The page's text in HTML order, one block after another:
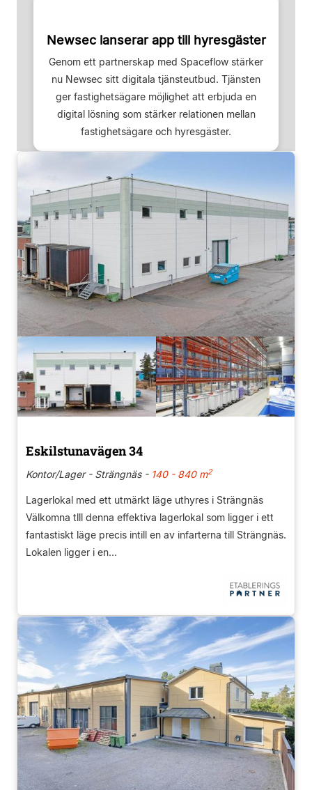
Newsec lanserar app till hyresgäster
Genom ett partnerskap med Spaceflow stärker
nu Newsec sitt digitala tjänsteutbud. Tjänsten
ger fastighetsägare möjlighet att erbjuda en
digital lösning som stärker relationen mellan
fastighetsägare och hyresgäster.
Eskilstunavägen 34
Kontor/Lager - Strängnäs -140 - 840 m2
Lagerlokal med ett utmärkt läge uthyres i Strängnäs
Välkomna tlll denna effektiva lagerlokal som ligger i ett
fantastiskt läge precis intill en av infarterna till Strängnäs.
Lokalen ligger i en...